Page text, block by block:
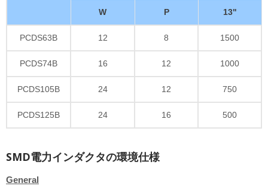
W P 13"
PCDS63B 12 8 1500
PCDS74B 16 12 1000
PCDS105B 24 12 750
PCDS125B 24 16 500
SMD電力インダクタの環境仕様
General